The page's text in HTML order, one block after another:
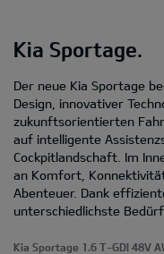
Kia Sportage.
Der neue Kia Sportage
Design, innovativer
zukunftsorientierten
auf intelligente
Cockpitlandschaft. Im
an Komfort,
Abenteuer. Dank
unterschiedlichste
Kia Sportage 1.6 T-GDI 48V